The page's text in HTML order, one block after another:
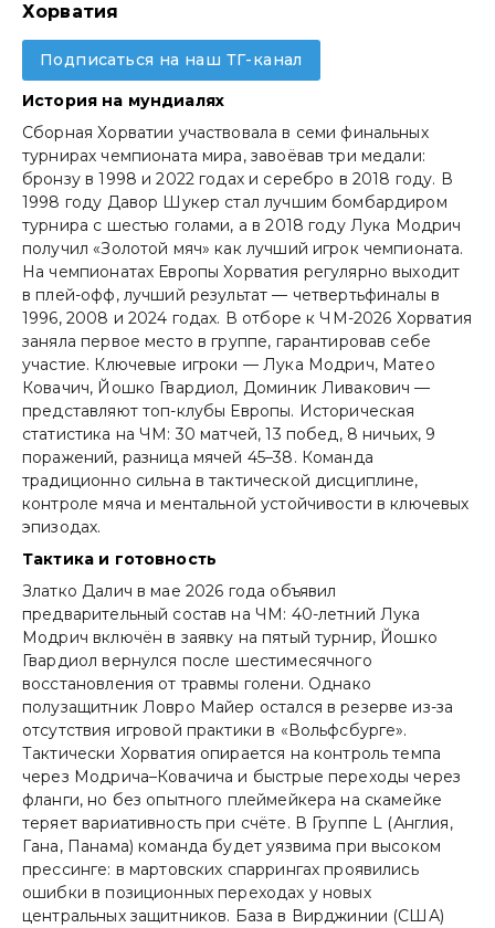
Хорватия
Подписаться на наш ТГ-канал
Истоpия на мундиалях
Сборная Хорватии участвовала в семи финальных
турнирах чемпионата мира, завоёвав три медали:
бронзу в 1998 и 2022 годах и серебро в 2018 году. В
1998 году Давор Шукер стал лучшим бомбардиром
турнира с шестью голами, а в 2018 году Лука Модрич
получил «Золотой мяч» как лучший игрок чемпионата.
На чемпионатах Европы Хорватия регулярно выходит
в плей-офф, лучший результат — четвертьфиналы в
1996, 2008 и 2024 годах. В отборе к ЧМ-2026 Хорватия
заняла первое место в группе, гарантировав себе
участие. Ключевые игроки — Лука Модрич, Матео
Ковачич, Йошко Гвардиол, Доминик Ливакович —
представляют топ-клубы Европы. Историческая
статистика на ЧМ: 30 матчей, 13 побед, 8 ничьих, 9
поражений, разница мячей 45–38. Команда
традиционно сильна в тактической дисциплине,
контроле мяча и ментальной устойчивости в ключевых
эпизодах.
Тактика и готовность
Златко Далич в мае 2026 года объявил
предварительный состав на ЧМ: 40-летний Лука
Модрич включён в заявку на пятый турнир, Йошко
Гвардиол вернулся после шестимесячного
восстановления от травмы голени. Однако
полузащитник Ловро Майер остался в резерве из-за
отсутствия игровой практики в «Вольфсбурге».
Тактически Хорватия опирается на контроль темпа
через Модрича–Ковачича и быстрые переходы через
фланги, но без опытного плеймейкера на скамейке
теряет вариативность при счёте. В Группе L (Англия,
Гана, Панама) команда будет уязвима при высоком
прессинге: в мартовских спаррингах проявились
ошибки в позиционных переходах у новых
центральных защитников. База в Вирджинии (США)